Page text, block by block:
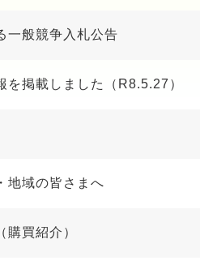
一般競争入札公告
掲載しました（R8.5.27）
地域の皆さまへ
買紹介）